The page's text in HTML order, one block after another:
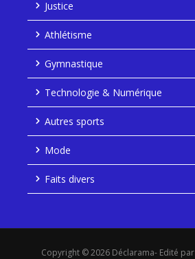
Justice
Athlétisme
Gymnastique
Technologie & Numérique
Autres sports
Mode
Faits divers
Copyright © 2026 Déclarama- Edité par